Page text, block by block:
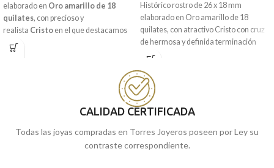
elaborado en Oro amarillo de 18
quilates, con precioso y
realista Cristo en el que destacamos
sus minuciosos detalles. Una joya para
tener siempre en tu joyero.
y Melilla, o si la
encargas online te la enviamos a
Histórico rostro de 26 x 18 mm
elaborado en Oro amarillo de 18
quilates, con atractivo Cristo con cruz
de hermosa y definida terminación
brillo.
Puedes encontrarlo en nuestras
tiendas de Málaga y Melilla, o si lo
prefieres, encargándola online te la
enviamos a casa.
CALIDAD CERTIFICADA
Todas las joyas compradas en Torres Joyeros poseen por Ley su
contraste correspondiente.